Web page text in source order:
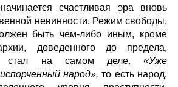
счастливая эра вновь
невинности. Режим свободы,
быть чем-либо иным, кроме
доведенного до предела,
стал на самом деле. «Уже
народ»,то есть народ,